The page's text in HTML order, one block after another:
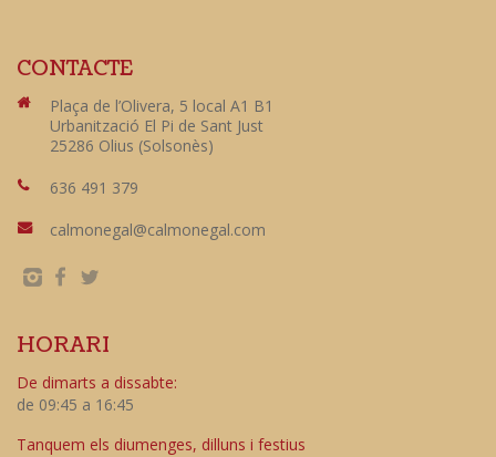
CONTACTE
Plaça de l’Olivera, 5 local A1 B1
Urbanització El Pi de Sant Just
25286 Olius (Solsonès)
636 491 379
calmonegal@calmonegal.com
HORARI
De dimarts a dissabte:
de 09:45 a 16:45
Tanquem els diumenges, dilluns i festius